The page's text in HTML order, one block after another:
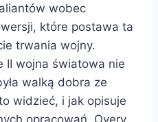
wobec
które postawa ta
trwania wojny.
II wojna światowa nie
walką dobra ze
widzieć, i jak opisuje
opracowań. Overy